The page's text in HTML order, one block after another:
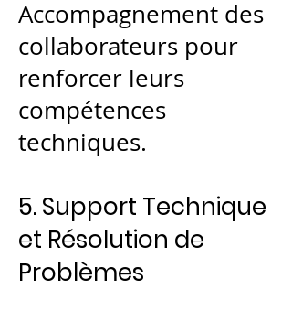
Accompagnement des
collaborateurs pour
renforcer leurs
compétences
techniques.
5. Support Technique
et Résolution de
Problèmes